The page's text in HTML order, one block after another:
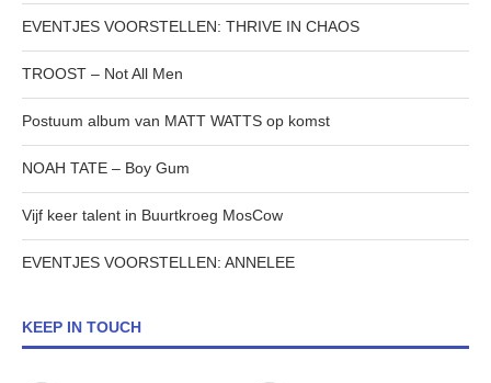
EVENTJES VOORSTELLEN: THRIVE IN CHAOS
TROOST – Not All Men
Postuum album van MATT WATTS op komst
NOAH TATE – Boy Gum
Vijf keer talent in Buurtkroeg MosCow
EVENTJES VOORSTELLEN: ANNELEE
KEEP IN TOUCH